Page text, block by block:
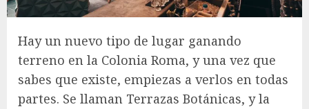
Hay un nuevo tipo de lugar ganando
terreno en la Colonia Roma, y una vez que
sabes que existe, empiezas a verlos en todas
partes. Se llaman Terrazas Botánicas, y la